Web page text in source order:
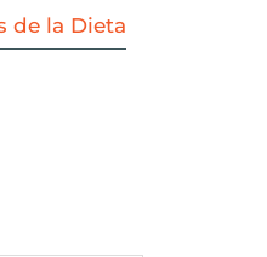
de la Dieta